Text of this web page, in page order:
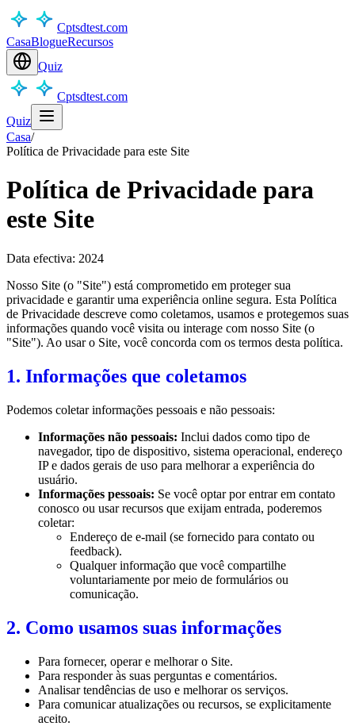
Cptsdtest.com
CasaBlogueRecursos
Quiz
Cptsdtest.com
Quiz
Casa/
Política de Privacidade para este Site
Política de Privacidade para
este Site
Data efectiva: 2024
Nosso Site (o "Site") está comprometido em proteger sua
privacidade e garantir uma experiência online segura. Esta Política
de Privacidade descreve como coletamos, usamos e protegemos suas
informações quando você visita ou interage com nosso Site (o
"Site"). Ao usar o Site, você concorda com os termos desta política.
1. Informações que coletamos
Podemos coletar informações pessoais e não pessoais:
Informações não pessoais: Inclui dados como tipo de
navegador, tipo de dispositivo, sistema operacional, endereço
IP e dados gerais de uso para melhorar a experiência do
usuário.
Informações pessoais: Se você optar por entrar em contato
conosco ou usar recursos que exijam entrada, poderemos
coletar:
Endereço de e-mail (se fornecido para contato ou
feedback).
Qualquer informação que você compartilhe
voluntariamente por meio de formulários ou
comunicação.
2. Como usamos suas informações
Para fornecer, operar e melhorar o Site.
Para responder às suas perguntas e comentários.
Analisar tendências de uso e melhorar os serviços.
Para comunicar atualizações ou recursos, se explicitamente
aceito.